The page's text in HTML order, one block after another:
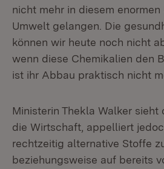
nicht mehr in diesem
Umwelt gelangen. Die
können wir heute noch nicht
wenn diese Chemikalien den
ist ihr Abbau praktisch nicht
Ministerin Thekla Walker
die Wirtschaft, appelliert
rechtzeitig alternative Stoffe
beziehungsweise auf bereits